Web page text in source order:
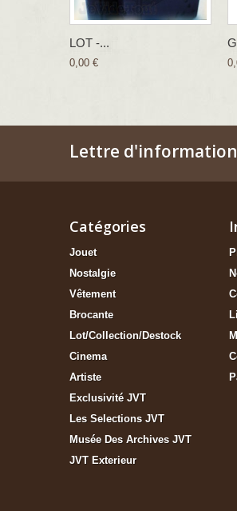
LOT -...
0,00 €
Lettre
Catégories
Jouet
Nostalgie
Vêtement
Brocante
Lot/Collection/Destock
Cinema
Artiste
Exclusivité JVT
Les Selections JVT
Musée Des Archives JVT
JVT Exterieur